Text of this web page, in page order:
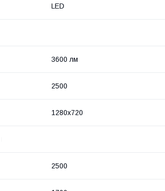
LED
3600 лм
2500
1280x720
2500